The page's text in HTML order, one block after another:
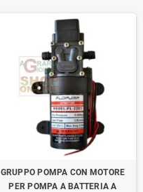
GRUPPO POMPA CON MOTORE
PER POMPA A BATTERIA A